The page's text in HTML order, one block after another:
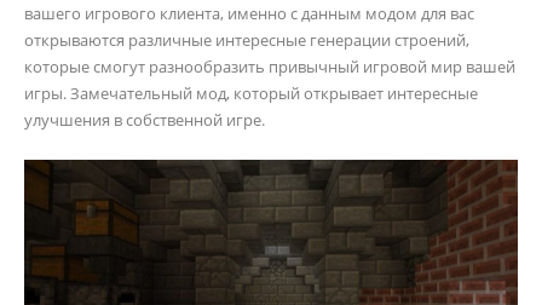
вашего игрового клиента, именно с данным модом для вас
открываются различные интересные генерации строений,
которые смогут разнообразить привычный игровой мир вашей
игры. Замечательный мод, который открывает интересные
улучшения в собственной игре.